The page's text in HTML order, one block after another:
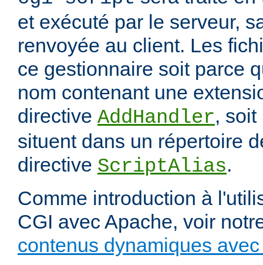
et exécuté par le serveur,
renvoyée au client. Les
ce gestionnaire soit parce
nom contenant une
directive AddHandler,
situent dans un répertoire
directive ScriptAlias.
Comme introduction à
CGI avec Apache, voir
contenus dynamiques